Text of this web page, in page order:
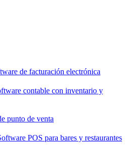
de facturación electrónica
contable con inventario y
punto de venta
POS para bares y restaurantes